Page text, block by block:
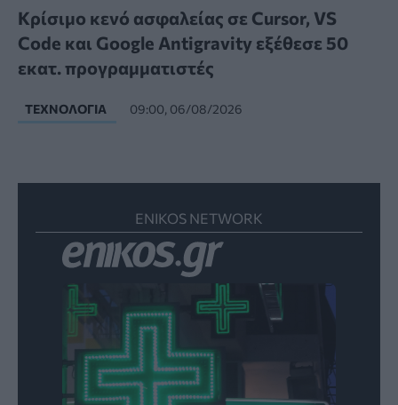
Κρίσιμο κενό ασφαλείας σε Cursor, VS
Code και Google Antigravity εξέθεσε 50
εκατ. προγραμματιστές
ΤΕΧΝΟΛΟΓΊΑ 09:00, 06/08/2026
ENIKOS NETWORK